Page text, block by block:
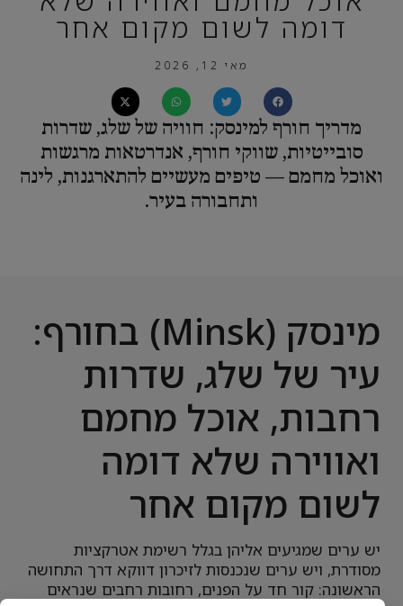
דומה לשום מקום אחר
מאי 12, 2026
מדריך חורף למינסק: חוויה של שלג, שדרות
סובייטיות, שווקי חורף, אנדרטאות מרגשות
ואוכל מחמם — טיפים מעשיים להתארגנות, לינה
ותחבורה בעיר.
מינסק (Minsk) בחורף:
עיר של שלג, שדרות
רחבות, אוכל מחמם
ואווירה שלא דומה
לשום מקום אחר
יש ערים שמגיעים אליהן בגלל רשימת אטרקציות
מסודרת, ויש ערים שנכנסות לזיכרון דווקא דרך התחושה
הראשונה: קור חד על הפנים, רחובות רחבים שנראים